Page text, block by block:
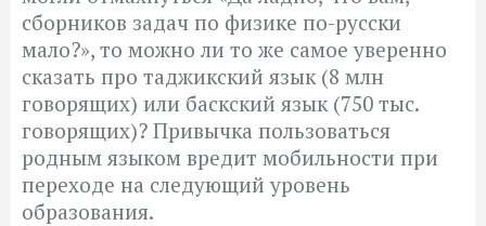
сборников задач по физике по-русски
мало?», то можно ли то же самое уверенно
сказать про таджикский язык (8 млн
говорящих) или баскский язык (750 тыс.
говорящих)? Привычка пользоваться
родным языком вредит мобильности при
переходе на следующий уровень
образования.